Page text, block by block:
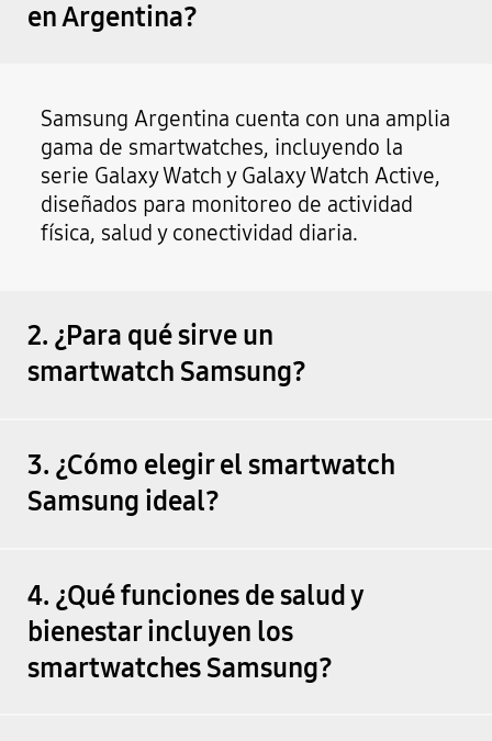
en Argentina?
Samsung Argentina cuenta con una amplia
gama de smartwatches, incluyendo la
serie Galaxy Watch y Galaxy Watch Active,
diseñados para monitoreo de actividad
física, salud y conectividad diaria.
2. ¿Para qué sirve un
smartwatch Samsung?
3. ¿Cómo elegir el smartwatch
Samsung ideal?
4. ¿Qué funciones de salud y
bienestar incluyen los
smartwatches Samsung?